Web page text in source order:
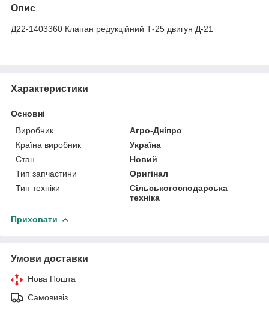
Опис
Д22-1403360 Клапан редукційний Т-25 двигун Д-21
Характеристики
Основні
Виробник
Агро-Дніпро
Країна виробник
Україна
Стан
Новий
Тип запчастини
Оригінал
Тип техніки
Сільськогосподарська
техніка
Приховати
Умови доставки
Нова Пошта
Самовивіз